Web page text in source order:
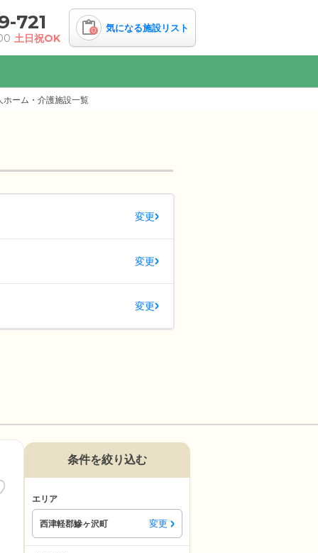
721
土日祝OK
0 気になる施設リスト
ホーム・介護施設一覧
変更
変更
変更
条件を絞り込む
エリア
西津軽郡鰺ヶ沢町 変更